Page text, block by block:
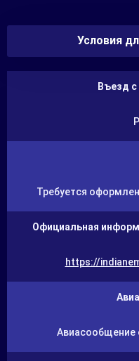
искусственные озёра,
на лодочках.Условия
Въезд
Требуется
Официальная
https://
Авиасообщение